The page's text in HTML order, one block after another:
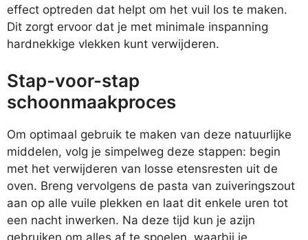
effect optreden dat helpt om het vuil los te maken.
Dit zorgt ervoor dat je met minimale inspanning
hardnekkige vlekken kunt verwijderen.
Stap-voor-stap
schoonmaakproces
Om optimaal gebruik te maken van deze natuurlijke
middelen, volg je simpelweg deze stappen: begin
met het verwijderen van losse etensresten uit de
oven. Breng vervolgens de pasta van zuiveringszout
aan op alle vuile plekken en laat dit enkele uren tot
een nacht inwerken. Na deze tijd kun je azijn